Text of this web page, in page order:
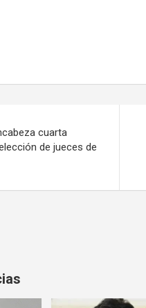
cuarta
de jueces de